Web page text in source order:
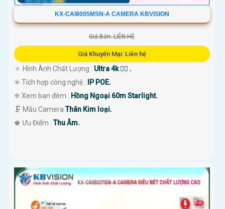
KX-CAI8005MSN-A CAMERA KBVISION
Giá Bán: LIÊN HỆ
Giá Khuyến Mại: Liên hệ
🔅 Hình Ành Chất Lượng : Ultra 4k 👍🏾 .
✳️ Tích hợp công nghệ :
IP POE.
❈ Xem ban đêm : Hồng Ngoại 60m Starlight.
🗜️ Mẫu CameraThân Kim loại.
️♚ Ưu Điểm :Thu Âm.